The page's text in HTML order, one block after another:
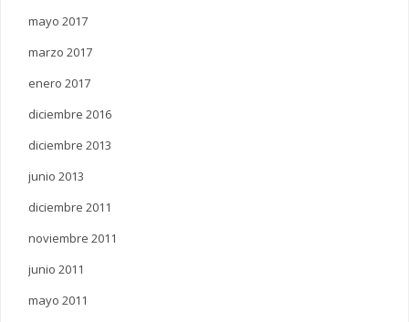
mayo 2017
marzo 2017
enero 2017
diciembre 2016
diciembre 2013
junio 2013
diciembre 2011
noviembre 2011
junio 2011
mayo 2011